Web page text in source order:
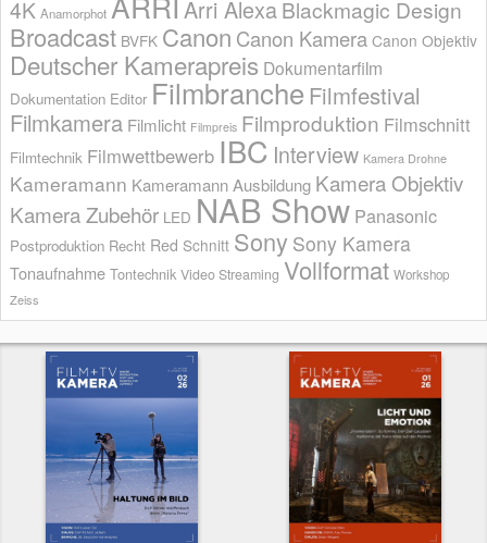
4K Anamorphot Arri AlexaBlackmagic Design
Broadcast BVFK Canon Canon Kamera Canon Objektiv
Deutscher Kamerapreis Dokumentarfilm
Dokumentation Editor Filmbranche Filmfestival
Filmkamera Filmlicht Filmpreis Filmproduktion Filmschnitt
Filmtechnik Filmwettbewerb IBC Interview Kamera Drohne
Kameramann Kameramann Ausbildung Kamera Objektiv
Kamera Zubehör LED NAB Show Panasonic
Postproduktion Recht Red Schnitt Sony Sony Kamera
Tonaufnahme Tontechnik Video Streaming Vollformat Workshop
Zeiss